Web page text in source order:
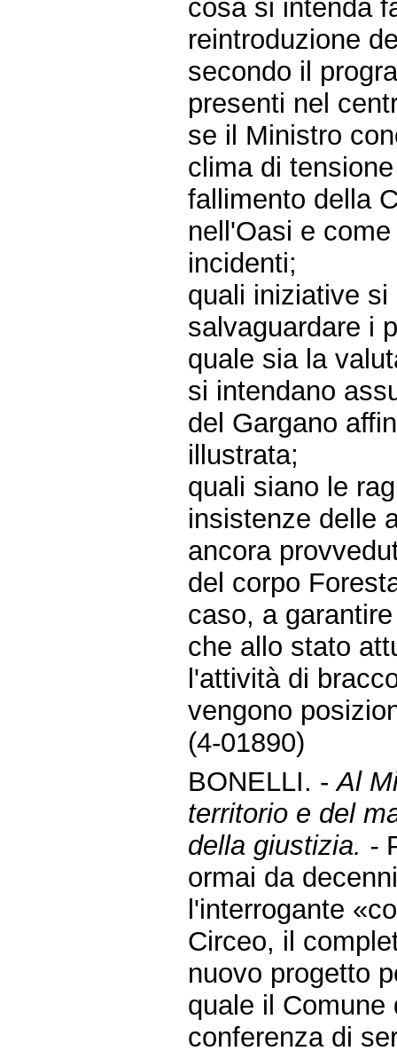
cosa si intenda
reintroduzione
secondo il
presenti nel
se il Ministro
clima di
fallimento della
nell'Oasi e
incidenti;
quali iniziative
salvaguardare i
quale sia la
si intendano
del Gargano
illustrata;
quali siano le
insistenze delle
ancora
del corpo
caso, a
che allo stato
l'attività di
vengono
(4-01890)
BONELLI. -Al
territorio e del
della giustizia. -
ormai da
l'interrogante
Circeo, il
nuovo progetto
quale il
conferenza di